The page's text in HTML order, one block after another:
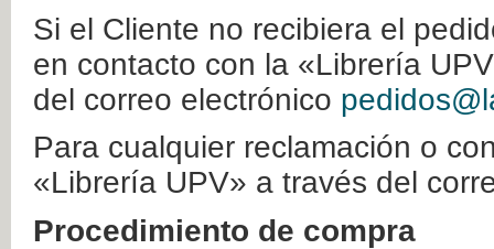
Si el Cliente no recibiera el
en contacto con la «Librería
del correo electrónico
Para cualquier reclamación o
«Librería UPV» a través del
Procedimiento de compra